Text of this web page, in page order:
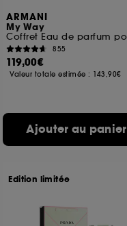
ARMANI
My Way
855
119,00€
Valeur totale estimée : 143,90€
Ajouter au panier
Edition limitée